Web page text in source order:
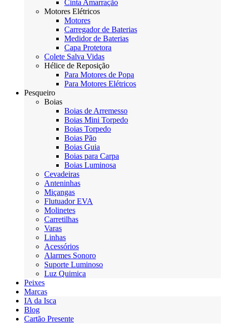
Cinta Amarração
Motores Elétricos
Motores
Carregador de Baterias
Medidor de Baterias
Capa Protetora
Colete Salva Vidas
Hélice de Reposição
Para Motores de Popa
Para Motores Elétricos
Pesqueiro
Boias
Boias de Arremesso
Boias Mini Torpedo
Boias Torpedo
Boias Pão
Boias Guia
Boias para Carpa
Boias Luminosa
Cevadeiras
Anteninhas
Miçangas
Flutuador EVA
Molinetes
Carretilhas
Varas
Linhas
Acessórios
Alarmes Sonoro
Suporte Luminoso
Luz Quimica
Peixes
Marcas
IA da Isca
Blog
Cartão Presente